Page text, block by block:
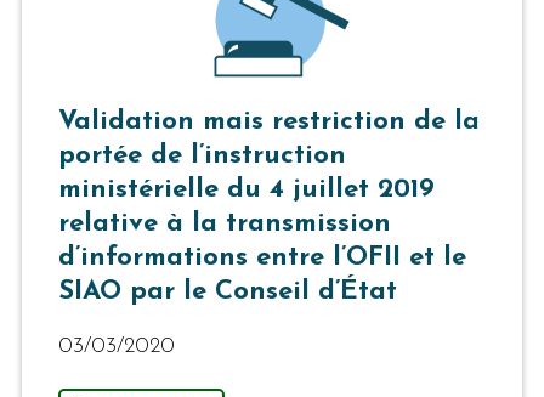
Validation mais restriction de la
portée de l’instruction
ministérielle du 4 juillet 2019
relative à la transmission
d’informations entre l’OFII et le
SIAO par le Conseil d’État
03/03/2020